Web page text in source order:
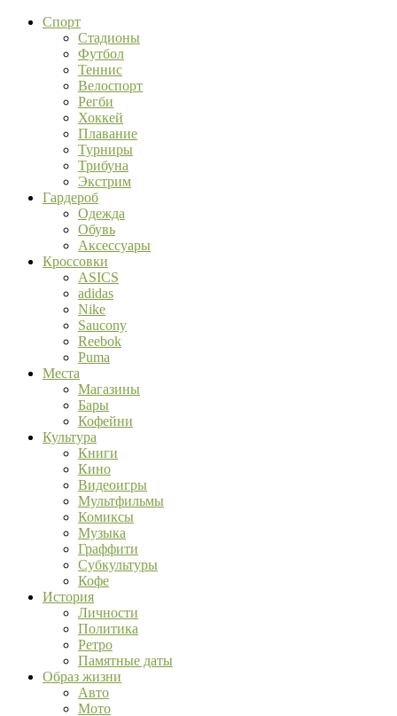
Спорт
Стадионы
Футбол
Теннис
Велоспорт
Регби
Хоккей
Плавание
Турниры
Трибуна
Экстрим
Гардероб
Одежда
Обувь
Аксессуары
Кроссовки
ASICS
adidas
Nike
Saucony
Reebok
Puma
Места
Магазины
Бары
Кофейни
Культура
Книги
Кино
Видеоигры
Мультфильмы
Комиксы
Музыка
Граффити
Субкультуры
Кофе
История
Личности
Политика
Ретро
Памятные даты
Образ жизни
Авто
Мото